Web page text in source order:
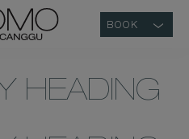
BOOK
HEADING